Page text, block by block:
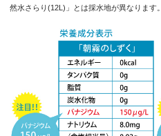
然水さらり(12L)」とは採水地が異なります。